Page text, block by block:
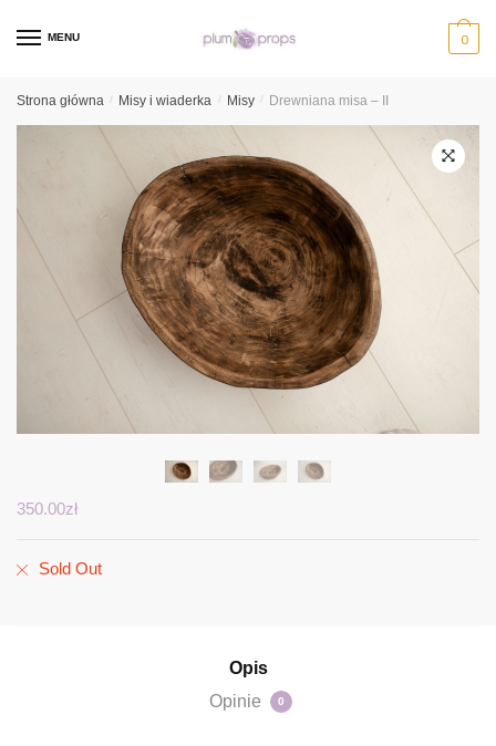
MENU 0
Strona główna / Misy i wiaderka / Misy / Drewniana misa – II
350.00zł
Sold Out
Opis
Opinie
0